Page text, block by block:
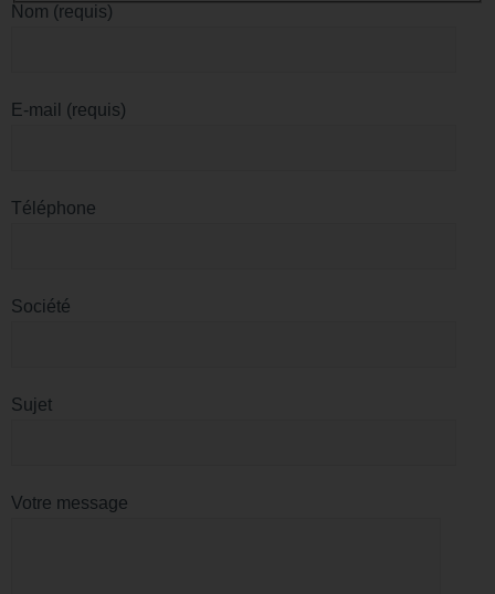
Nom (requis)
E-mail (requis)
Téléphone
Société
Sujet
Votre message